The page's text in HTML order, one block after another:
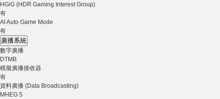
HGiG (HDR Gaming Interest Group)
有
AI Auto Game Mode
有
廣播系統
數字廣播
DTMB
模擬廣播接收器
有
資料廣播 (Data Broadcasting)
MHEG 5